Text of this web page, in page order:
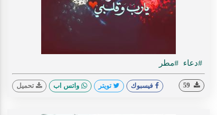
#دعاء #مطر
فيسبوك تويتر واتس اب تحميل